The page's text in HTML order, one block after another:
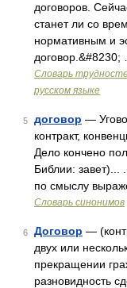
договоров.
станет ли со
нормативным и
договор.&#8230;
Словарь
русском языке
5 договор —
контракт,
Дело кончено
Библии: завет)...
по смыслу
Словарь синонимов
6 Договор —
двух или
прекращении
разновидность